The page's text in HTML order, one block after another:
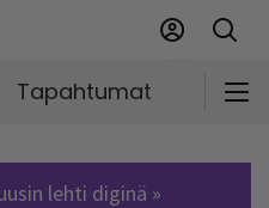
Tapahtumat
lehti diginä »